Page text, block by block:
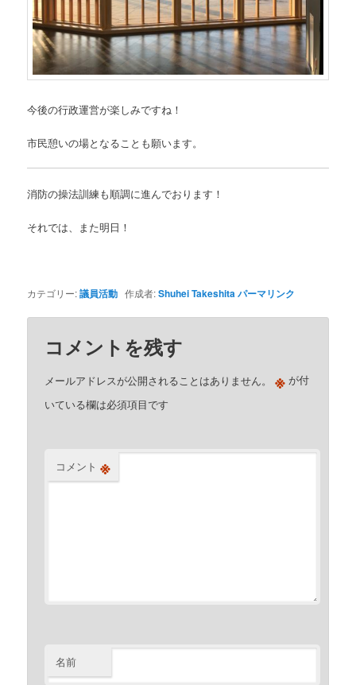
今後の行政運営が楽しみですね！
市民憩いの場となることも願います。
消防の操法訓練も順調に進んでおります！
それでは、また明日！
カテゴリー:議員活動 作成者:Shuhei Takeshitaパーマリンク
コメントを残す
メールアドレスが公開されることはありません。 ※ が付
いている欄は必須項目です
コメント ※
名前